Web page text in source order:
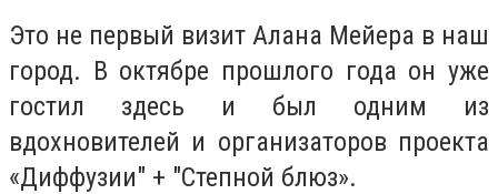
Это не первый визит Алана Мейера в наш
город. В октябре прошлого года он уже
гостил здесь и был одним из
вдохновителей и организаторов проекта
«Диффузии" + "Степной блюз».